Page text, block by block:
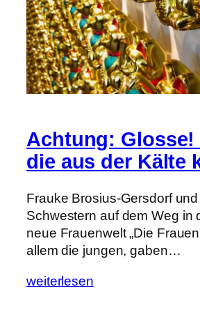
Achtung: Glosse!
die aus der Kälte
Frauke Brosius-Gersdorf
Schwestern auf dem Weg in
neue Frauenwelt „Die
allem die jungen, gaben…
weiterlesen